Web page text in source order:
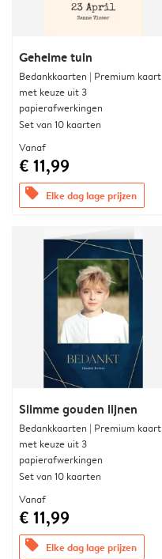
Geheime tuin
Bedankkaarten | Premium kaart
met keuze uit 3
papierafwerkingen
Set van 10 kaarten
Vanaf
€ 11,99
offers Elke dag lage prijzen
Slimme gouden lijnen
Bedankkaarten | Premium kaart
met keuze uit 3
papierafwerkingen
Set van 10 kaarten
Vanaf
€ 11,99
offers Elke dag lage prijzen